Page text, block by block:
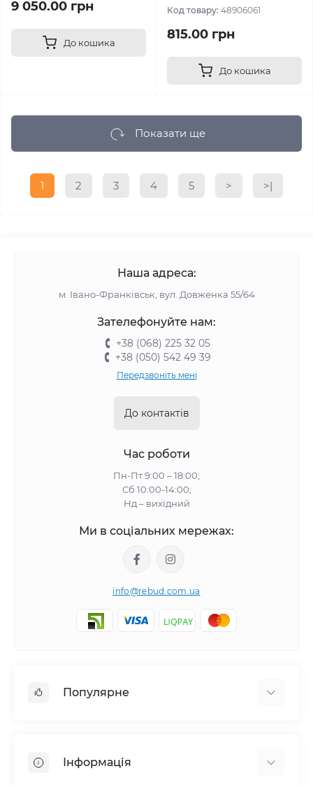
9 050.00 грн
До кошика
Код товару: 48906061
815.00 грн
До кошика
Показати ще
1 2 3 4 5 > >|
Наша адреса:
м. Івано-Франківськ, вул. Довженка 55/64
Зателефонуйте нам:
+38 (068) 225 32 05
+38 (050) 542 49 39
Передзвоніть мені
До контактів
Час роботи
Пн-Пт 9:00 – 18:00;
Сб 10:00-14:00;
Нд – вихідний
Ми в соціальних мережах:
info@rebud.com.ua
Популярне
Гіпсокартонні системи
Інформація